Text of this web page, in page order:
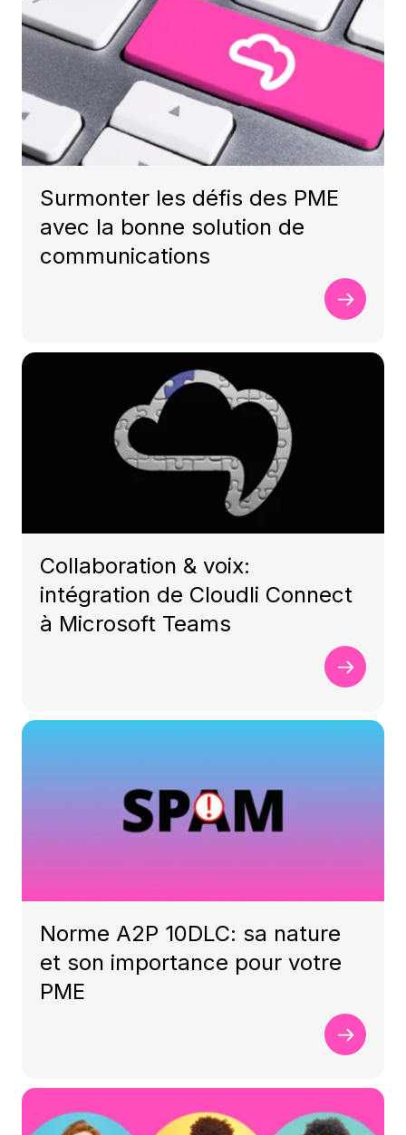
Surmonter les défis des PME
avec la bonne solution de
communications
Collaboration & voix:
intégration de Cloudli Connect
à Microsoft Teams
Norme A2P 10DLC: sa nature
et son importance pour votre
PME